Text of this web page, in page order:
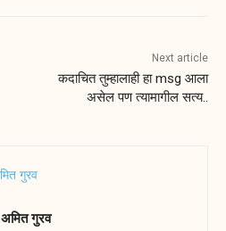
Next article
कदाचित तुम्हालाही हा msg आला
असेल पण त्यामागील सत्य..
अमित गुरव